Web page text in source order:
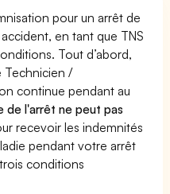
pour un arrêt de
en tant que TNS
Tout d’abord,
Technicien /
continue pendant au
de l'arrêt ne peut pas
recevoir les indemnités
pendant votre arrêt
conditions